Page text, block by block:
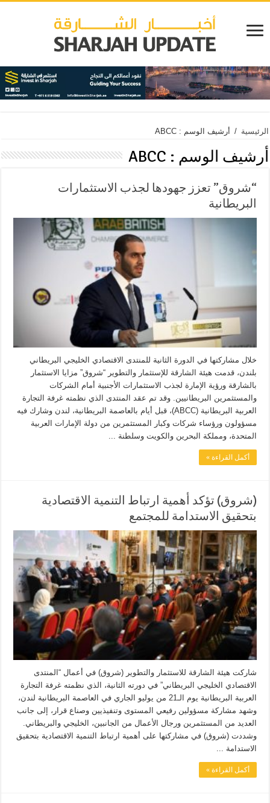
الرئيسية / أرشيف الوسم : ABCC
أرشيف الوسم : ABCC
“شروق” تعزز جهودها لجذب الاستثمارات
البريطانية
خلال مشاركتها في الدورة الثانية للمنتدى الاقتصادي الخليجي البريطاني
بلندن، قدمت هيئة الشارقة للإستثمار والتطوير “شروق” مزايا الاستثمار
بالشارقة ورؤية الإمارة لجذب الاستثمارات الأجنبية أمام الشركات
والمستثمرين البريطانيين. وقد تم عقد المنتدى الذي نظمته غرفة التجارة
العربية البريطانية (ABCC)، قبل أيام بالعاصمة البريطانية، لندن وشارك فيه
مسؤولون ورؤساء شركات وكبار المستثمرين من دولة الإمارات العربية
المتحدة، ومملكة البحرين والكويت وسلطنة ...
أكمل القراءة »
(شروق) تؤكد أهمية ارتباط التنمية الاقتصادية
بتحقيق الاستدامة للمجتمع
شاركت هيئة الشارقة للاستثمار والتطوير (شروق) في أعمال “المنتدى
الاقتصادي الخليجي البريطاني” في دورته الثانية، الذي نظمته غرفة التجارة
العربية البريطانية يوم الـ21 من يوليو الجاري في العاصمة البريطانية لندن،
وشهد مشاركة مسؤولين رفيعي المستوى وتنفيذيين وصناع قرار، إلى جانب
العديد من المستثمرين ورجال الأعمال من الجانبين، الخليجي والبريطاني.
وشددت (شروق) في مشاركتها على أهمية ارتباط التنمية الاقتصادية بتحقيق
الاستدامة ...
أكمل القراءة »